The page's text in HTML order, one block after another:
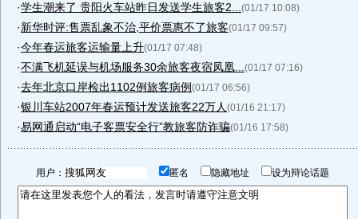
·学生潮来了 贵阳火车站昨日发送学生旅客2... (01/17 10:08)
·新华时评:售票乱象不治,平价票惠不了旅客(01/17 09:57)
·今年春运旅客运输量上升(01/17 07:48)
·不满飞机延误与机场服务30余旅客夜宿凤凰... (01/17 07:16)
·去年北京口岸检出1102例旅客病例 (01/17 06:56)
·银川车站2007年春运预计发送旅客22万人 (01/16 21:17)
·易网通启动“电子客票安全行”教旅客防诈骗(01/16 17:58)
用户： 匿名 隐藏地址 设为辩论话题